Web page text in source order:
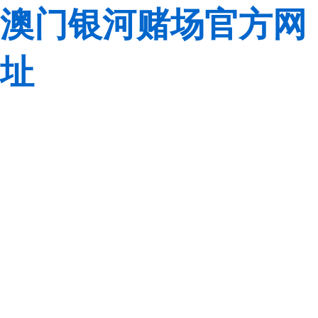
澳门银河赌场官方网
址